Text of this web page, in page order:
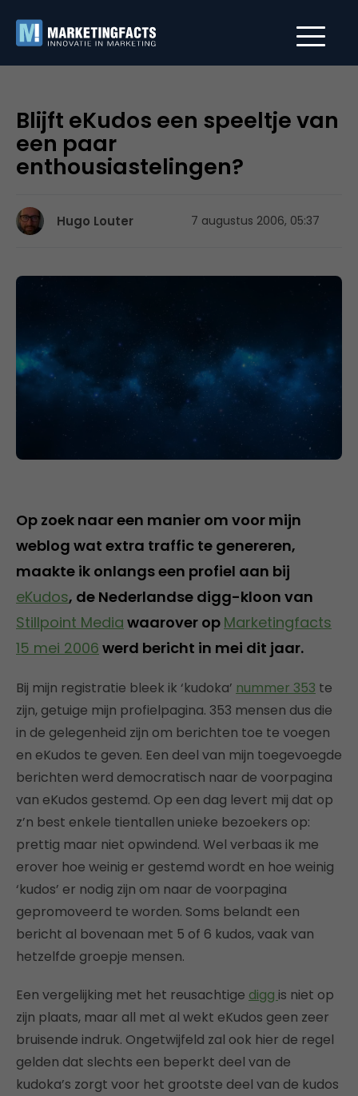
Blijft eKudos een speeltje van
een paar
enthousiastelingen?
Hugo Louter 7 augustus 2006, 05:37
Op zoek naar een manier om voor mijn
weblog wat extra traffic te genereren,
maakte ik onlangs een profiel aan bij
eKudos, de Nederlandse digg-kloon van
Stillpoint Media waarover op Marketingfacts
15 mei 2006 werd bericht in mei dit jaar.
Bij mijn registratie bleek ik ‘kudoka’ nummer 353 te
zijn, getuige mijn profielpagina. 353 mensen dus die
in de gelegenheid zijn om berichten toe te voegen
en eKudos te geven. Een deel van mijn toegevoegde
berichten werd democratisch naar de voorpagina
van eKudos gestemd. Op een dag levert mij dat op
z’n best enkele tientallen unieke bezoekers op:
prettig maar niet opwindend. Wel verbaas ik me
erover hoe weinig er gestemd wordt en hoe weinig
‘kudos’ er nodig zijn om naar de voorpagina
gepromoveerd te worden. Soms belandt een
bericht al bovenaan met 5 of 6 kudos, vaak van
hetzelfde groepje mensen.
Een vergelijking met het reusachtige digg is niet op
zijn plaats, maar all met al wekt eKudos geen zeer
bruisende indruk. Ongetwijfeld zal ook hier de regel
gelden dat slechts een beperkt deel van de
kudoka’s zorgt voor het grootste deel van de kudos